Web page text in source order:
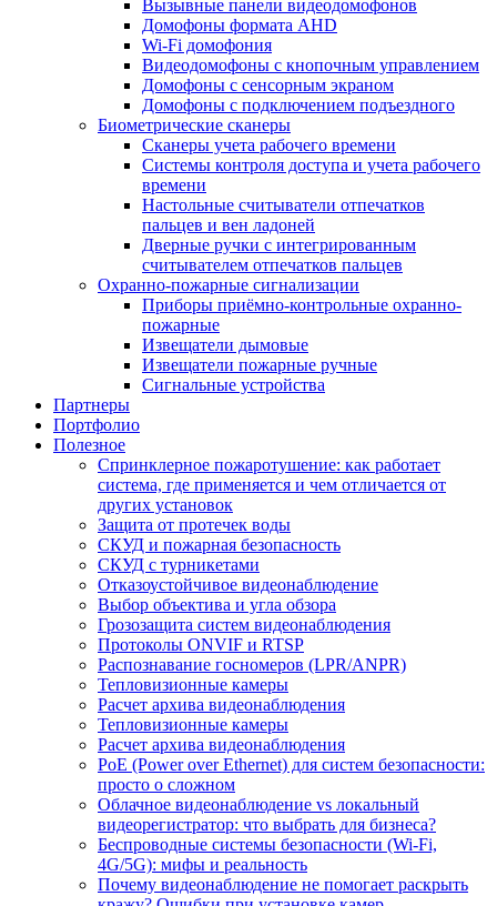
Вызывные панели видеодомофонов
Домофоны формата AHD
Wi-Fi домофония
Видеодомофоны с кнопочным управлением
Домофоны с сенсорным экраном
Домофоны с подключением подъездного
Биометрические сканеры
Сканеры учета рабочего времени
Системы контроля доступа и учета рабочего
времени
Настольные считыватели отпечатков
пальцев и вен ладоней
Дверные ручки с интегрированным
считывателем отпечатков пальцев
Охранно-пожарные сигнализации
Приборы приёмно-контрольные охранно-
пожарные
Извещатели дымовые
Извещатели пожарные ручные
Сигнальные устройства
Партнеры
Портфолио
Полезное
Спринклерное пожаротушение: как работает
система, где применяется и чем отличается от
других установок
Защита от протечек воды
СКУД и пожарная безопасность
СКУД с турникетами
Отказоустойчивое видеонаблюдение
Выбор объектива и угла обзора
Грозозащита систем видеонаблюдения
Протоколы ONVIF и RTSP
Распознавание госномеров (LPR/ANPR)
Тепловизионные камеры
Расчет архива видеонаблюдения
Тепловизионные камеры
Расчет архива видеонаблюдения
PoE (Power over Ethernet) для систем безопасности:
просто о сложном
Облачное видеонаблюдение vs локальный
видеорегистратор: что выбрать для бизнеса?
Беспроводные системы безопасности (Wi-Fi,
4G/5G): мифы и реальность
Почему видеонаблюдение не помогает раскрыть